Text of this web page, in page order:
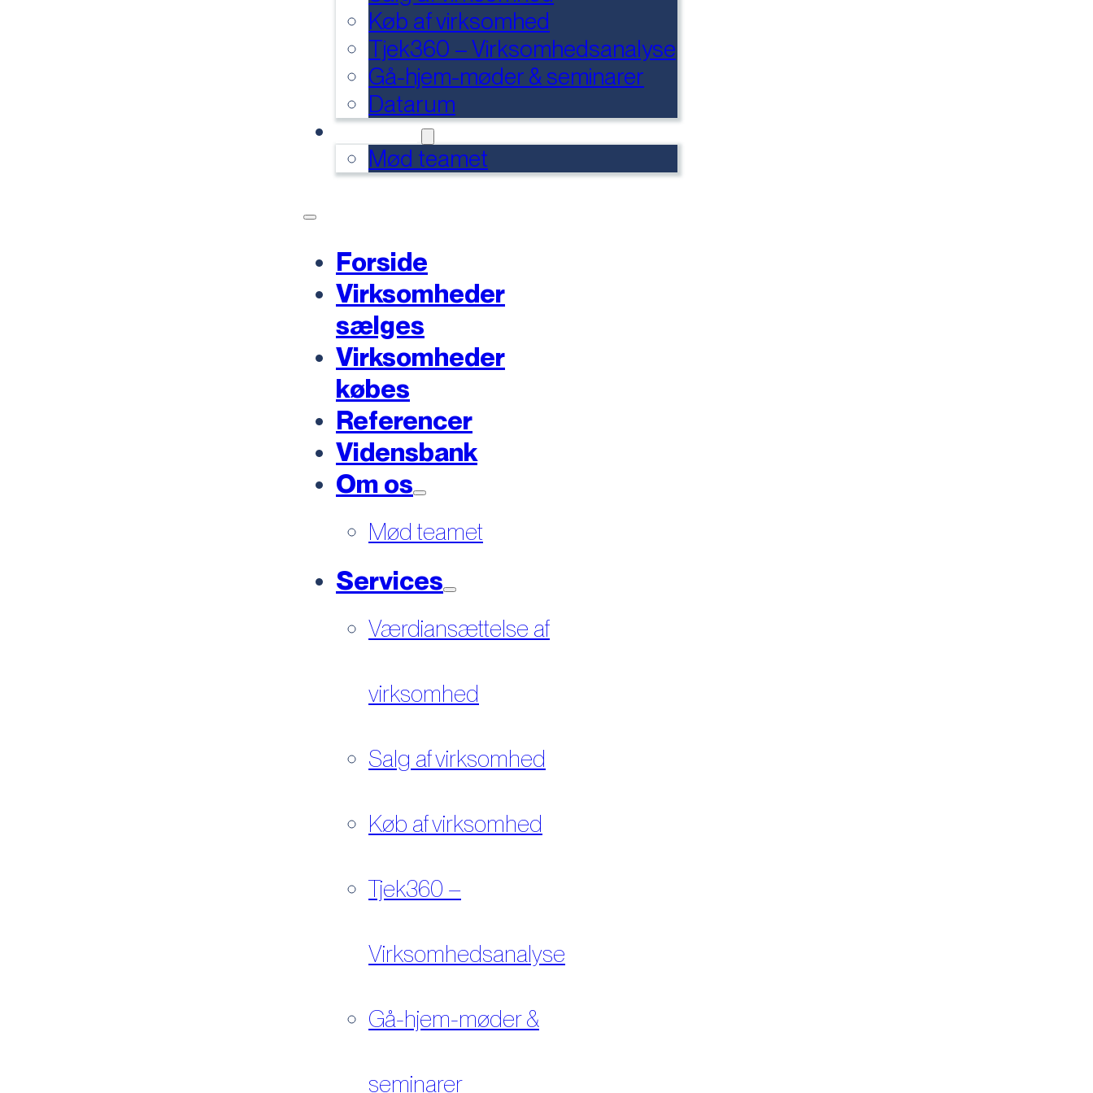
Køb af virksomhed
Tjek360 – Virksomhedsanalyse
Gå-hjem-møder & seminarer
Datarum
Mød teamet
Forside
Virksomheder
sælges
Virksomheder
købes
Referencer
Vidensbank
Om os
Mød teamet
Services
Værdiansættelse af
virksomhed
Salg af virksomhed
Køb af virksomhed
Tjek360 –
Virksomhedsanalyse
Gå-hjem-møder &
seminarer